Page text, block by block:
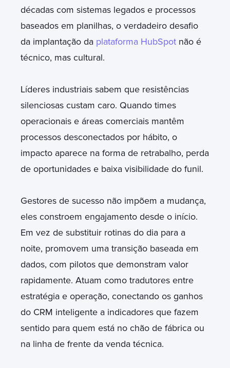
décadas com sistemas legados e processos
baseados em planilhas, o verdadeiro desafio
da implantação da plataforma HubSpot não é
técnico, mas cultural.
Líderes industriais sabem que resistências
silenciosas custam caro. Quando times
operacionais e áreas comerciais mantêm
processos desconectados por hábito, o
impacto aparece na forma de retrabalho, perda
de oportunidades e baixa visibilidade do funil.
Gestores de sucesso não impõem a mudança,
eles constroem engajamento desde o início.
Em vez de substituir rotinas do dia para a
noite, promovem uma transição baseada em
dados, com pilotos que demonstram valor
rapidamente. Atuam como tradutores entre
estratégia e operação, conectando os ganhos
do CRM inteligente a indicadores que fazem
sentido para quem está no chão de fábrica ou
na linha de frente da venda técnica.